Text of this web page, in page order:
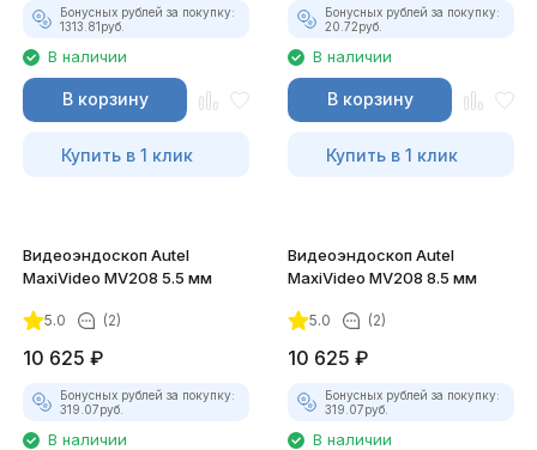
Бонусных рублей за покупку:
1313.81руб.
В наличии
В корзину
Купить в 1 клик
Бонусных рублей за покупку:
20.72руб.
В наличии
В корзину
Купить в 1 клик
Видеоэндоскоп Autel
MaxiVideo MV208 5.5 мм
5.0 (2)
10 625 ₽
Бонусных рублей за покупку:
319.07руб.
В наличии
Видеоэндоскоп Autel
MaxiVideo MV208 8.5 мм
5.0 (2)
10 625 ₽
Бонусных рублей за покупку:
319.07руб.
В наличии